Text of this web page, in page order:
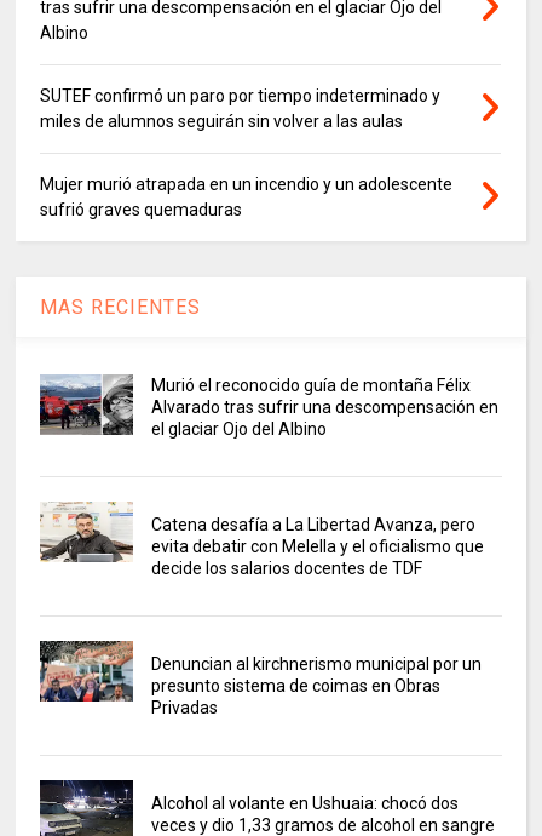
tras sufrir una descompensación en el glaciar Ojo del
Albino
SUTEF confirmó un paro por tiempo indeterminado y
miles de alumnos seguirán sin volver a las aulas
Mujer murió atrapada en un incendio y un adolescente
sufrió graves quemaduras
MAS RECIENTES
Murió el reconocido guía de montaña Félix
Alvarado tras sufrir una descompensación en
el glaciar Ojo del Albino
Catena desafía a La Libertad Avanza, pero
evita debatir con Melella y el oficialismo que
decide los salarios docentes de TDF
Denuncian al kirchnerismo municipal por un
presunto sistema de coimas en Obras
Privadas
Alcohol al volante en Ushuaia: chocó dos
veces y dio 1,33 gramos de alcohol en sangre